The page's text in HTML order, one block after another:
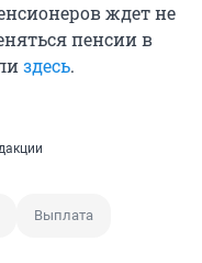
ждет не
пенсии в
здесь.
Выплата